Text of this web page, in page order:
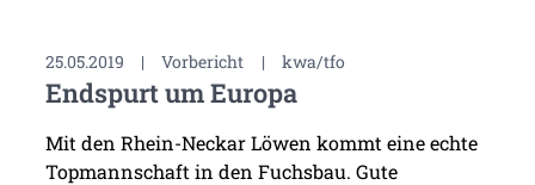
25.05.2019 | Vorbericht | kwa/tfo
Endspurt um Europa
Mit den Rhein-Neckar Löwen kommt eine echte
Topmannschaft in den Fuchsbau. Gute